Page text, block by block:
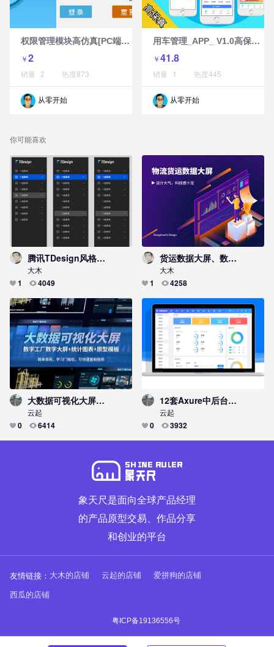
权
限管理模块高仿真[PC端]设计
￥2
销量 2 热度873
从零开始
用
车管理_APP_ V1.0高保真原型设计
￥41.8
销量 1 热度445
从零开始
你可能喜欢
腾讯TDesign风格二级菜单
大木
1 4049
货运数据大屏、数据看板，设计大气，科技感十足
大木
1 4258
大数据可视化大屏，数字工厂数字大屏+统计图表+原型模板
云起
0 6414
12套Axure中后台管理信息系统通用原型方案
云起
0 3932
象天尺是面向全球产品经理
的产品原型交易、作品分享
和创业的平台
友情链接： 大木的店铺 云起的店铺 爱拼狗的店铺
西瓜的店铺
粤ICP备19136556号